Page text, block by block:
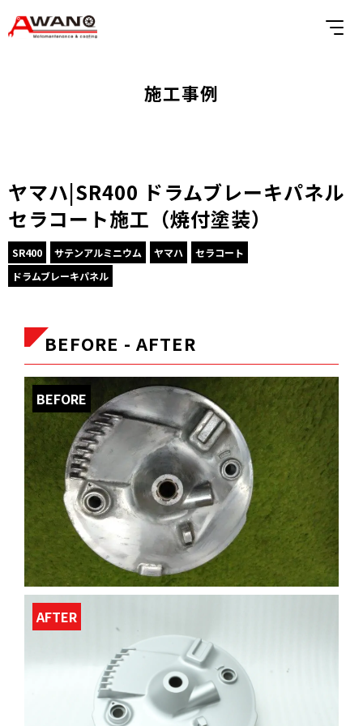
施工事例
ヤマハ|SR400 ドラムブレーキパネル
セラコート施工（焼付塗装）
SR400 サテンアルミニウム ヤマハ
セラコート
ドラムブレーキパネル
BEFORE - AFTER
BEFORE
AFTER